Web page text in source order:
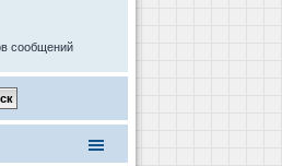
сообщений